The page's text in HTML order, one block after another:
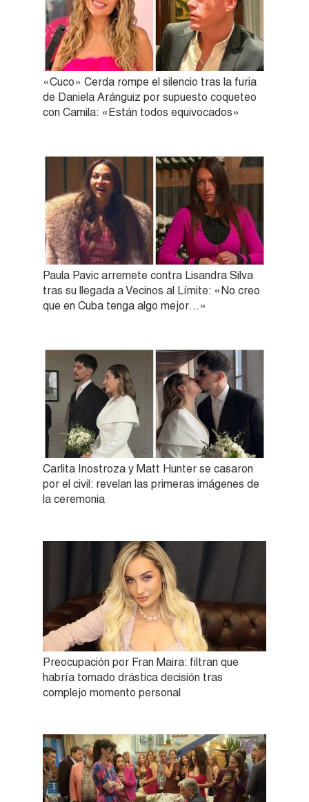
«Cuco» Cerda rompe el silencio tras la furia
de Daniela Aránguiz por supuesto coqueteo
con Camila: «Están todos equivocados»
Paula Pavic arremete contra Lisandra Silva
tras su llegada a Vecinos al Límite: «No creo
que en Cuba tenga algo mejor…»
Carlita Inostroza y Matt Hunter se casaron
por el civil: revelan las primeras imágenes de
la ceremonia
Preocupación por Fran Maira: filtran que
habría tomado drástica decisión tras
complejo momento personal